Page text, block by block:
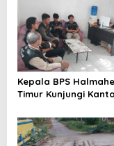
i
p
o
s
Kepala BPS
Timur Kunjungi
Percepat
SE2026